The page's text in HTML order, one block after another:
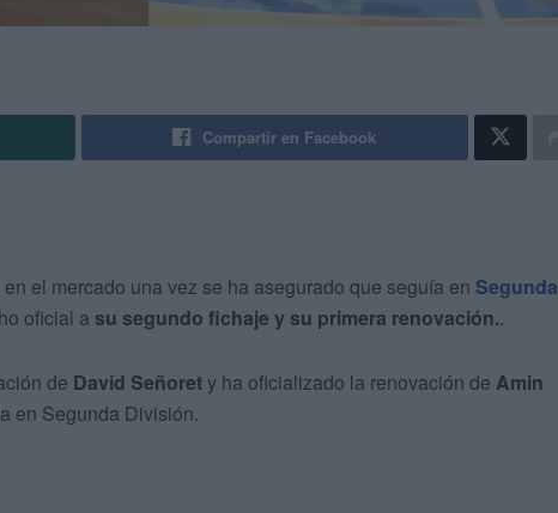
Compartir en Facebook
el mercado una vez se ha asegurado que seguía en Segunda
oficial a su segundo fichaje y su primera renovación..
de David Señorety ha oficializado la renovación de Amin
en Segunda División.